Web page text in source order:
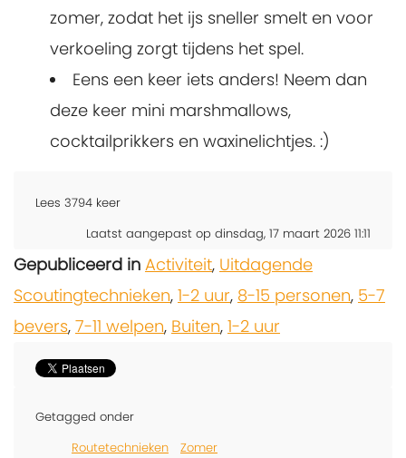
zomer, zodat het ijs sneller smelt en voor
verkoeling zorgt tijdens het spel.
Eens een keer iets anders! Neem dan
deze keer mini marshmallows,
cocktailprikkers en waxinelichtjes. :)
Lees 3794 keer
Laatst aangepast op dinsdag, 17 maart 2026 11:11
Gepubliceerd in Activiteit, Uitdagende
Scoutingtechnieken, 1-2 uur, 8-15 personen, 5-7
bevers, 7-11 welpen, Buiten, 1-2 uur
Getagged onder
Routetechnieken
Zomer